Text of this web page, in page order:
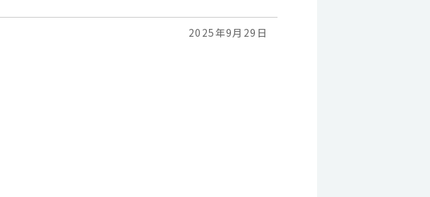
2025年9月29日